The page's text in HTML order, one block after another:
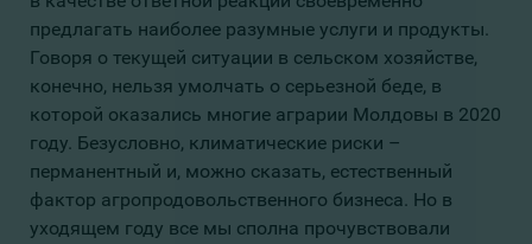
предлагать наиболее разумные услуги и продукты.
Говоря о текущей ситуации в сельском хозяйстве,
конечно, нельзя умолчать о серьезной беде, в
которой оказались многие аграрии Молдовы в 2020
году. Безусловно, климатические риски –
перманентный и, можно сказать, естественный
фактор агропродовольственного бизнеса. Но в
уходящем году все мы сполна прочувствовали